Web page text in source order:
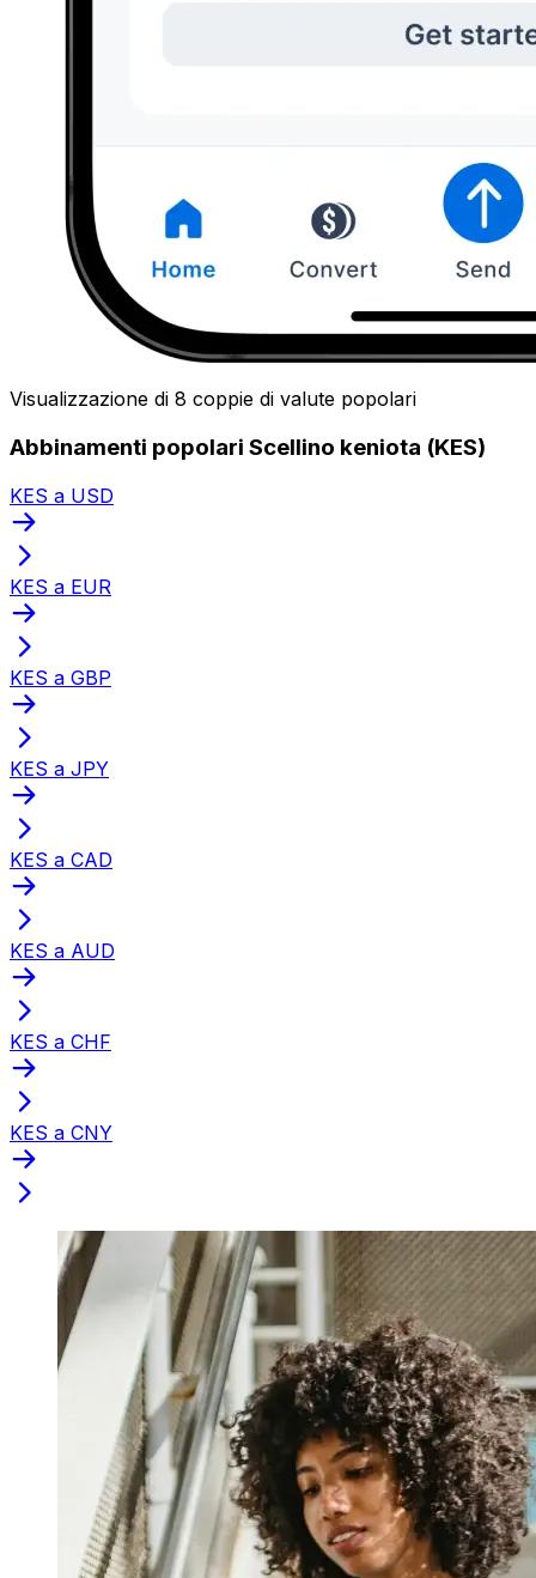
Visualizzazione di 8 coppie di valute popolari
Abbinamenti popolari Scellino keniota (KES)
KES a USD
KES a EUR
KES a GBP
KES a JPY
KES a CAD
KES a AUD
KES a CHF
KES a CNY